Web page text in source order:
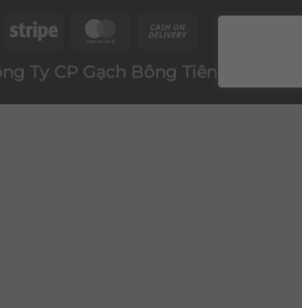
Ty CP Gạch Bông Tiên Sa